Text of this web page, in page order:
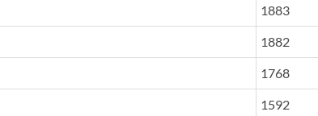
1883
1882
1768
1592